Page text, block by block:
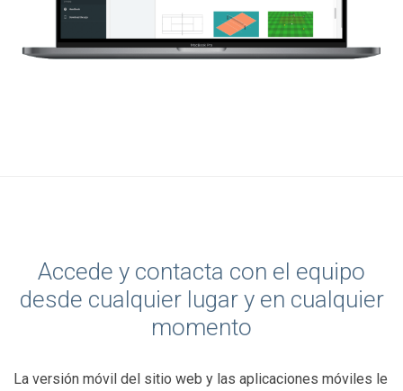
Accede y contacta con el equipo
desde cualquier lugar y en cualquier
momento
La versión móvil del sitio web y las aplicaciones móviles le